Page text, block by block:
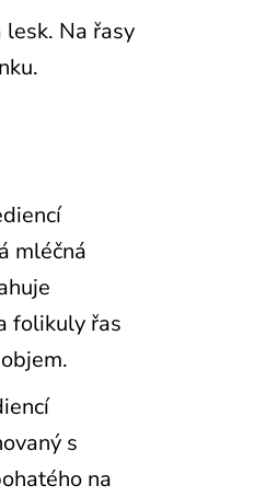
Na řasy
mléčná
folikuly řas
s
na